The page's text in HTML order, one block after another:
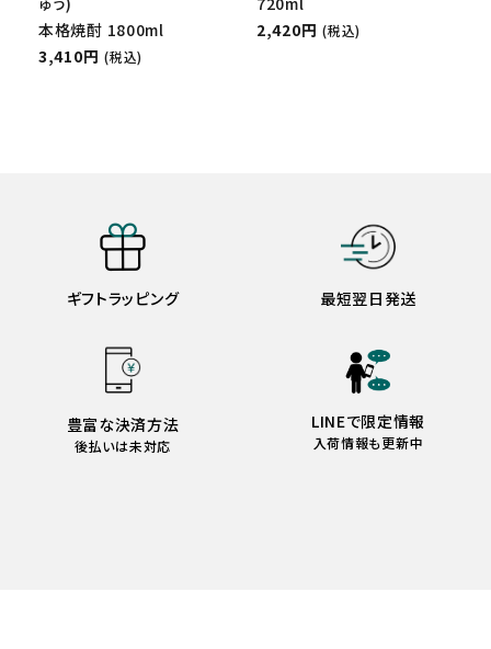
本格焼酎 1800ml
3,410円 (税込)
2,420円 (税込)
ギフトラッピング 最短翌日発送
豊富な決済方法
後払いは未対応
LINEで限定情報
入荷情報も更新中